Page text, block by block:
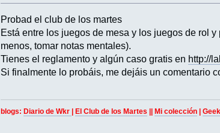
Probad el club de los martes
Está entre los juegos de mesa y los juegos de rol
menos, tomar notas mentales).
Tienes el reglamento y algún caso gratis en http://
Si finalmente lo probáis, me dejáis un comentario
blogs: Diario de Wkr El Club de los Martes Mi colección |